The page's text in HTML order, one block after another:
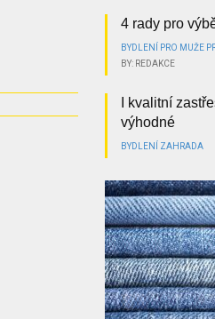
4 rady pro
BYDLENÍ PRO MUŽE
BY: REDAKCE
I kvalitní
výhodné
BYDLENÍ ZAHRADA